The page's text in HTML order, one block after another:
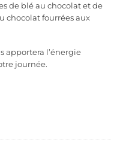
de blé au chocolat et de
chocolat fourrées aux
apportera l’énergie
journée.